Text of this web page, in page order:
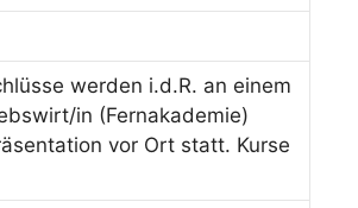
werden i.d.R. an einem
in (Fernakademie)
vor Ort statt. Kurse